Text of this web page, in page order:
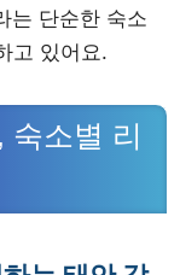
는 단순한 숙소
고 있어요.
숙소별 리